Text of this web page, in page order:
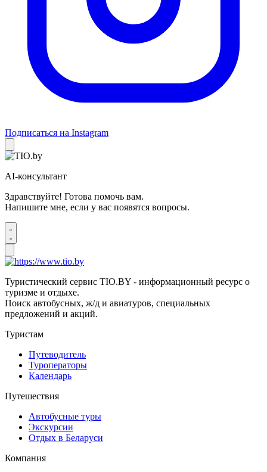
Подписаться на Instagram
AI-консультант
Здравствуйте! Готова помочь вам.
Напишите мне, если у вас появятся вопросы.
Туристический сервис TIO.BY - информационный ресурс о
туризме и отдыхе.
Поиск автобусных, ж/д и авиатуров, специальных
предложений и акций.
Туристам
Путеводитель
Туроператоры
Календарь
Путешествия
Автобусные туры
Экскурсии
Отдых в Беларуси
Компания